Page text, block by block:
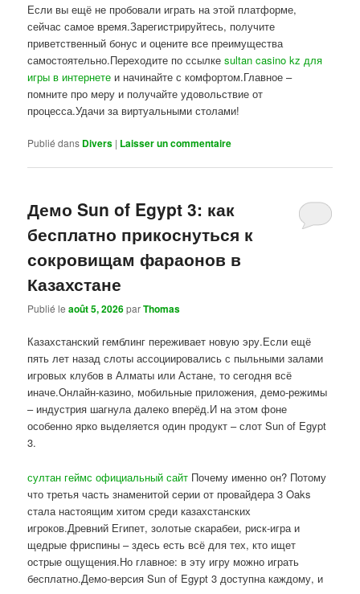
Если вы ещё не пробовали играть на этой платформе,
сейчас самое время.Зарегистрируйтесь, получите
приветственный бонус и оцените все преимущества
самостоятельно.Переходите по ссылкеsultan casino kz для
игры в интернете и начинайте с комфортом.Главное –
помните про меру и получайте удовольствие от
процесса.Удачи за виртуальными столами!
Publié dans Divers | Laisser un commentaire
Демо Sun of Egypt 3: как
бесплатно прикоснуться к
сокровищам фараонов в
Казахстане
Publié leaoût 5, 2026parThomas
Казахстанский гемблинг переживает новую эру.Если ещё
пять лет назад слоты ассоциировались с пыльными залами
игровых клубов в Алматы или Астане, то сегодня всё
иначе.Онлайн-казино, мобильные приложения, демо-режимы
– индустрия шагнула далеко вперёд.И на этом фоне
особенно ярко выделяется один продукт – слот Sun of Egypt
3.
султан геймс официальный сайт Почему именно он? Потому
что третья часть знаменитой серии от провайдера 3 Oaks
стала настоящим хитом среди казахстанских
игроков.Древний Египет, золотые скарабеи, риск-игра и
щедрые фриспины – здесь есть всё для тех, кто ищет
острые ощущения.Но главное: в эту игру можно играть
бесплатно.Демо-версия Sun of Egypt 3 доступна каждому, и